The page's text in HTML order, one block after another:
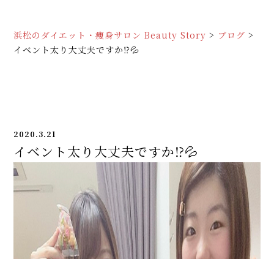
浜松のダイエット・痩身サロン Beauty Story > ブログ >
イベント太り大丈夫ですか⁉💦
2020.3.21
イベント太り大丈夫ですか⁉💦